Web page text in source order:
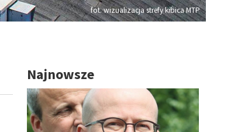
fot. wizualizacja strefy kibica MTP
Najnowsze